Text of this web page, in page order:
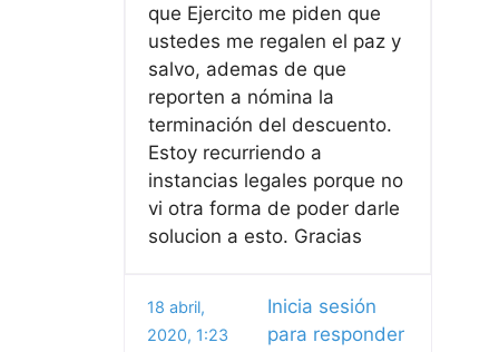
que Ejercito me piden que
ustedes me regalen el paz y
salvo, ademas de que
reporten a nómina la
terminación del descuento.
Estoy recurriendo a
instancias legales porque no
vi otra forma de poder darle
solucion a esto. Gracias
18 abril,
2020, 1:23
Inicia sesión
para responder